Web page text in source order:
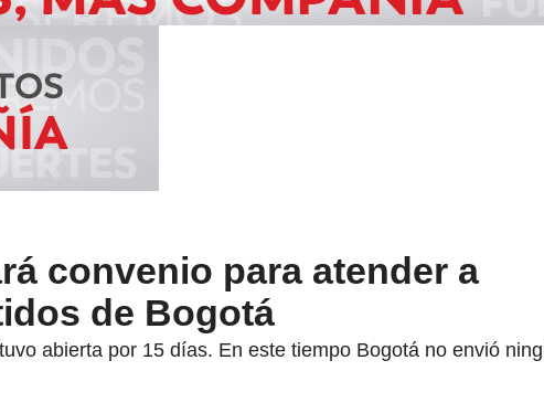
convenio para atender a
de Bogotá
abierta por 15 días. En este tiempo Bogotá no envió